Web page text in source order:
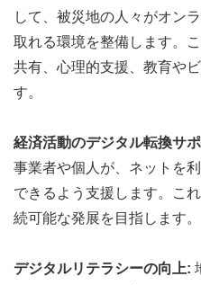
して、被災地の人々がオン
取れる環境を整備します。
共有、心理的支援、教育や
す。
経済活動のデジタル転換サ
事業者や個人が、ネットを
できるよう支援します。こ
続可能な発展を目指します。
デジタルリテラシーの向上: